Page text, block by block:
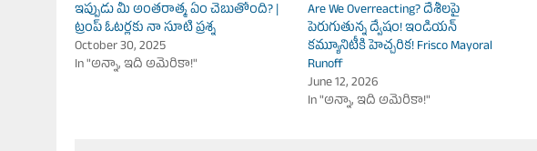
ఇప్పుడు మీ అంతరాత్మ ఏం చెబుతోంది? |
ట్రంప్‌ ఓటర్లకు నా సూటి ప్రశ్న
October 30, 2025
In "అన్నా, ఇది అమెరికా!"
Are We Overreacting? దేశీలపై
పెరుగుతున్న ద్వేషం! ఇండియన్
కమ్యూనిటీకి హెచ్చరిక! Frisco Mayoral
Runoff
June 12, 2026
In "అన్నా, ఇది అమెరికా!"